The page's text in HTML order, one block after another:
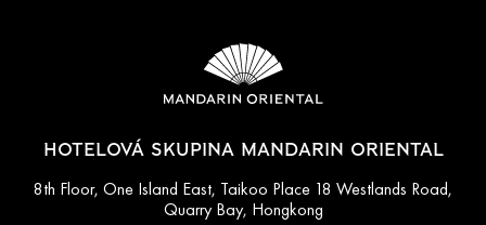
HOTELOVÁ SKUPINA MANDARIN ORIENTAL
8th Floor, One Island East, Taikoo Place 18 Westlands Road,
Quarry Bay, Hongkong